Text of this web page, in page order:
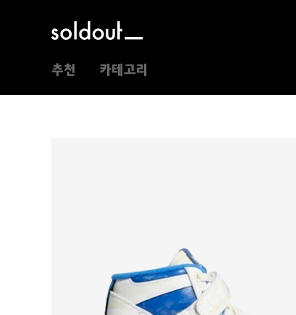
추천 카테고리